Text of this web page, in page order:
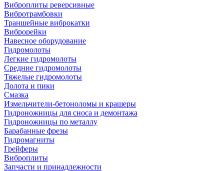
Виброплиты реверсивные
Вибротрамбовки
Траншейные виброкатки
Виброрейки
Навесное оборудование
Гидромолоты
Легкие гидромолоты
Средние гидромолоты
Тяжелые гидромолоты
Долота и пики
Смазка
Измельчители-бетоноломы и крашеры
Гидроножницы для сноса и демонтажа
Гидроножницы по металлу
Барабанные фрезы
Гидромагниты
Грейферы
Виброплиты
Запчасти и принадлежности